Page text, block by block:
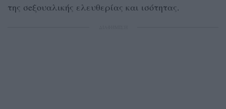
της σeξουαλικής ελευθερίας και ισότητας.